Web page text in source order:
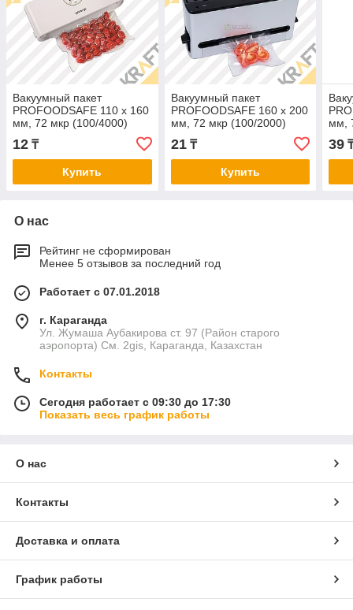
Вакуумный пакет
PROFOODSAFE 110 х 160
мм, 72 мкр (100/4000)
12 ₸
Купить
Вакуумный пакет
PROFOODSAFE 160 х 200
мм, 72 мкр (100/2000)
21₸
Купить
мм,
39
О нас
Рейтинг не сформирован
Менее 5 отзывов за последний год
Работает с 07.01.2018
г. Караганда
Ул. Жумаша Аубакирова ст. 97 (Район старого
аэропорта) См. 2gis, Караганда, Казахстан
Контакты
Сегодня работает с 09:30 до 17:30
Показать весь график работы
О нас
Контакты
Доставка и оплата
График работы